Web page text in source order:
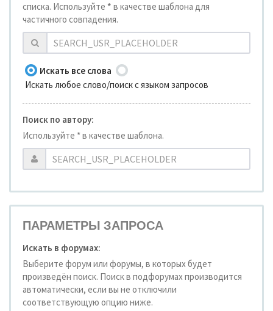
списка. Используйте * в качестве шаблона для
частичного совпадения.
Искать все слова
Искать любое слово/поиск с языком запросов
Поиск по автору:
Используйте * в качестве шаблона.
ПАРАМЕТРЫ ЗАПРОСА
Искать в форумах:
Выберите форум или форумы, в которых будет
произведён поиск. Поиск в подфорумах производится
автоматически, если вы не отключили
соответствующую опцию ниже.